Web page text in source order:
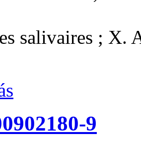
salivaires ; X.
9